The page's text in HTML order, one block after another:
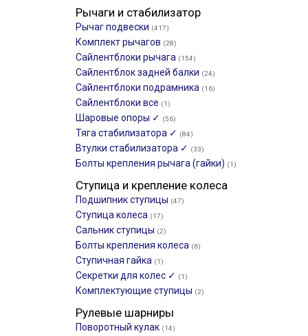
Рычаги и стабилизатор
Рычаг подвески (417)
Комплект рычагов (28)
Сайлентблоки рычага (154)
Сайлентблок задней балки (24)
Сайлентблоки подрамника (16)
Сайлентблоки все (1)
Шаровые опоры ✓ (56)
Тяга стабилизатора ✓ (84)
Втулки стабилизатора ✓ (33)
Болты крепления рычага (гайки) (1)
Ступица и крепление колеса
Подшипник ступицы (47)
Ступица колеса (17)
Сальник ступицы (2)
Болты крепления колеса (6)
Ступичная гайка (1)
Секретки для колес ✓ (1)
Комплектующие ступицы (2)
Рулевые шарниры
Поворотный кулак (14)